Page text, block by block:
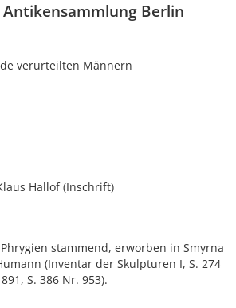
Berlin
verurteilten Männern
Hallof (Inschrift)
stammend, erworben in Smyrna
(Inventar der Skulpturen I, S. 274
S. 386 Nr. 953).